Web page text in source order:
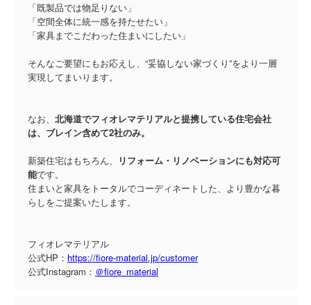
「既製品では物足りない」
「空間全体に統一感を持たせたい」
「家具までこだわった住まいにしたい」
そんなご要望にもお応えし、“妥協しない家づくり”をより一層
実現してまいります。
なお、 北海道でフィオレマテリアルと提携している住宅会社
は、ブレイン含めて2社のみ。
新築住宅はもちろん、
リフォーム・リノベーションにも対応可
能です。
住まいと家具をトータルでコーディネートした、より豊かな暮
らしをご提案いたします。
フィオレマテリアル
公式HP： https://fiore-material.jp/customer
公式Instagram： ＠fiore_material